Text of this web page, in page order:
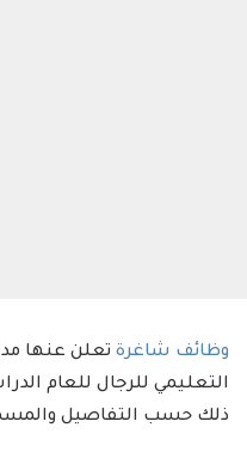
وظائف شاغرة تعلن عنها
ذلك حسب التفاصيل